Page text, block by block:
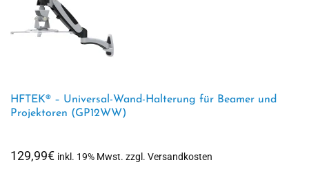
HFTEK® – Universal-Wand-Halterung für Beamer und
Projektoren (GP12WW)
129,99€ inkl. 19% Mwst. zzgl. Versandkosten